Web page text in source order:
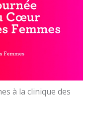
à la clinique des